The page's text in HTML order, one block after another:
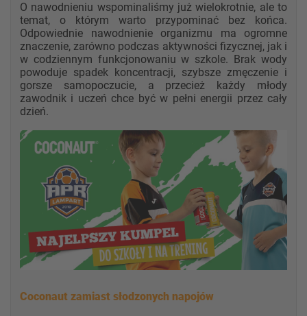
O nawodnieniu wspominaliśmy już wielokrotnie, ale to
temat, o którym warto przypominać bez końca.
Odpowiednie nawodnienie organizmu ma ogromne
znaczenie, zarówno podczas aktywności fizycznej, jak i
w codziennym funkcjonowaniu w szkole. Brak wody
powoduje spadek koncentracji, szybsze zmęczenie i
gorsze samopoczucie, a przecież każdy młody
zawodnik i uczeń chce być w pełni energii przez cały
dzień.
Coconaut zamiast słodzonych napojów